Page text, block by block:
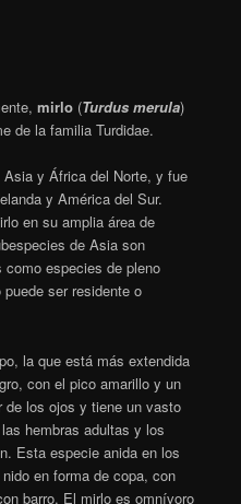
ibericus – Mosquiter
ibericus) es una especie
que habita en la
de pequeño tamaño, con
apariencia es muy similar al
más vivos. Su alimentación